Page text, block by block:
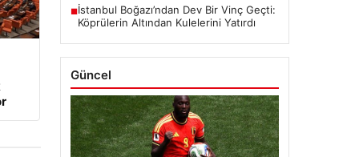
■İstanbul Boğazı’ndan Dev Bir Vinç Geçti:
Köprülerin Altından Kulelerini Yatırdı
Güncel